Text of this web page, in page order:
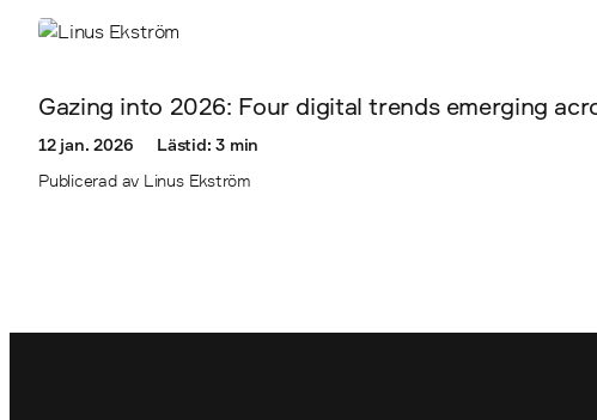
Gazing into 2026: Four digital trends emerging
12 jan. 2026
Lästid: 3 min
Publicerad av Linus Ekström